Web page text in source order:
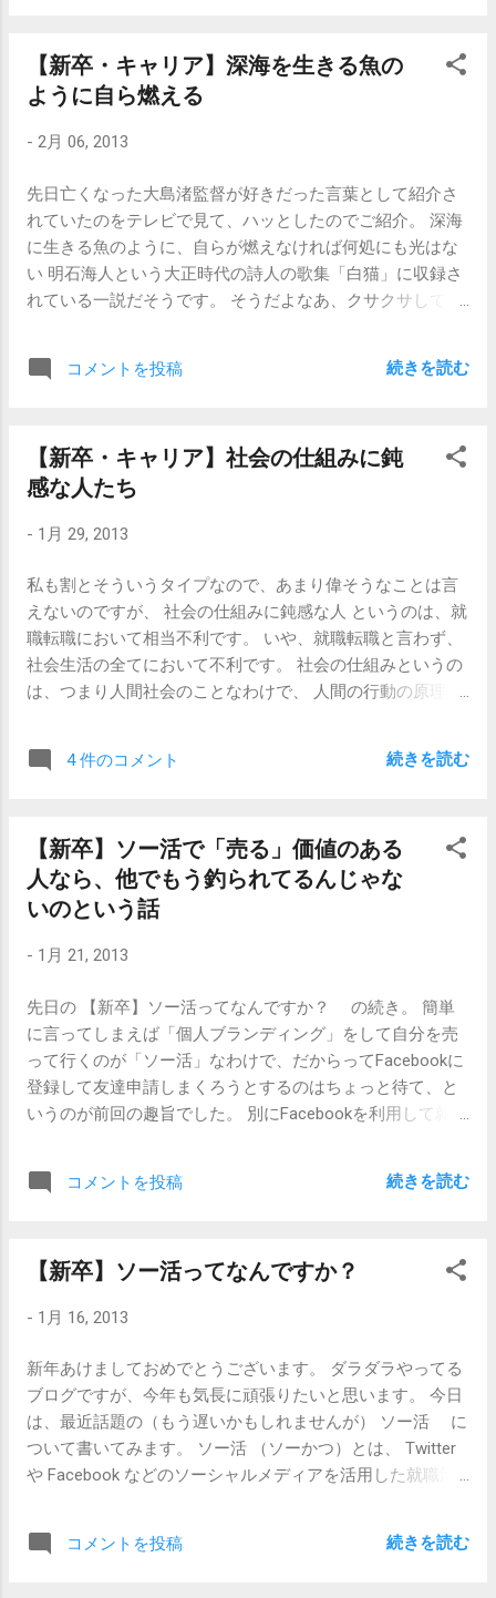
に出てくるのはおかしいです。 「どんなメリットがありま
すか？」への回答は、「こんなメリットがあります。」な
も合否判断の壇上にあがりませんので、どんなに用意して
来た答えがあって自分にとってはその流れが重要だとして
も、まずは聞かれた事に答えましょう。第一声で。 【関連
記事】 【新卒】人の役に立つ仕事がしたいんです 【新卒】
グループディスカッションで人の意見に反対できない
いの？」と言われても、「そうだなあ…。」と言葉に詰まる
ことが大半だと思います。私もそうです。 でも、確かに言
明日になって、「そうか、自分はこれがやりたかったん
ことです。 だから、何をしたいのかわからないなら、とり
あえず 手の届く範囲の 仕事 で何でもいいから始めてみる
のが大事です。 人間、日々の積み重ねで生きているわけで
すから、やってみたことのない事を「これは自分に向いて
いる」と感じることはないですし（あったとしたら、それ
もできないわけです。ですが、何かを始めて見れば、そこ
から芋づる式に、「あ、こういう仕事があるんだ。」とか
っとずつ選択をしていって、自分が望む方向にシフトして
いく、というのが一番いいと思うのです。 「青い鳥を外に
った記事がありました。 「自分は何が好きなんだろう？ 自
分は何をすべきか？ などと外側に自分の情熱を求めること
はやめるといい。なぜならそれが長い目でみてあなたのキ
ャリア形成に役立つかは博打にすぎないからだ」 「そのか
わり、いま実行可能な仕事のうち、最も興味を抱かせるも
のを選んで、その限られた範囲でスキルを身につける。す
るとそれが、次のステップを踏むためのレバレッジとなる
の罠：...
【新卒・キャリア】深海を生きる魚の
ように自ら燃える
- 2月 06, 2013
先日亡くなった大島渚監督が好きだった言葉として紹介さ
れていたのをテレビで見て、ハッとしたのでご紹介。 深海
に生きる魚のように、自らが燃えなければ何処にも光はな
い 明石海人という大正時代の詩人の歌集「白猫」に収録さ
れている一説だそうです。 そうだよなあ、クサクサしてち
かのせいにすることは簡単で短期的には楽なのですが、で
で見ると心が軽くなるんですよね。 私の場合はそんな卑近
な捉え方ですけども、読む人によって色んな捉え方ができ
何かに期待するのではなく、自ら燃えよと。 そんな強いメ
ない」というフレーズの孤独感が胸を打ちます。 【関連記
事】 【新卒・キャリア】私は自分が思っていたほど優秀
ではなかった（2
コメントを投稿 続きを読む
【新卒・キャリア】社会の仕組みに鈍
感な人たち
- 1月 29, 2013
私も割とそういうタイプなので、あまり偉そうなことは言
えないのですが、 社会の仕組みに鈍感な人 というのは、就
職転職において相当不利です。 いや、就職転職と言わず、
社会生活の全てにおいて不利です。 社会の仕組みというの
は、つまり人間社会のことなわけで、 人間の行動の原理 、
と、 「なんでこの人こんなに自分にツラくあたるんだろ
う」とか 「なんでこの人はこんなに自分に親切なんだろ
られねー」とか 「親切な人なんだなあ」とか 「いいなあ」
と思うだけで終わってしまうとそれで終了ですが、もう一
歩考えてみると、 「どうやら彼は、私が上司にかわいがら
人の勤める会社はうちの会社の主要取引先で、こちらが発
ている企業は特殊な業界向けのコンサル会社で、競合が少
ない上に経験のある人材が少ないから囲い込みのために給
料高くしてるんだな」とか、 そういう理由が見えてくるわ
けです。 どういう構造でその業界が動いているのかとか、
どういう理由でその人が動いているかがわかってくると、
きか、なんてことを考える示唆になります。 結局のとこ
ろ、 自分が全く見た事も考えた事もないことは仕事にはで
いと思うからです。 抽象的でわかりづらいかもしれません
を思いました。 まあまずは、働いているなら 「 自分の給
料はどうやって賄われているのか」とか、まだ働いていな
いなら、「自分の両親がどういう構造の中でどういう仕事
をしながら自分をここまで育てることができたのか」、な
んてこと位は知っておいたほうがいいんじゃないですか
ね。 【関連記事】 【新卒】アルバイト経験のない学生さん
4 件のコメント 続きを読む
【新卒】ソー活で「売る」価値のある
人なら、他でもう釣られてるんじゃな
いのという話
- 1月 21, 2013
先日の 【新卒】ソー活ってなんですか？ の続き。 簡単
に言ってしまえば「個人ブランディング」をして自分を売
って行くのが「ソー活」なわけで、だからってFacebookに
登録して友達申請しまくろうとするのはちょっと待て、と
いうのが前回の趣旨でした。 別にFacebookを利用して就職
現するのかが大事 だと思うのです。 就職活動では自分がど
殺の殺人剣を学んだところで、剣を振るう理由がなければ
うになったらそれはそれで、その筋からスカウトされるか
も、それでスカウトされるのか、って話ですね。 そもそも
中身のない、いつ誰々とゴハン食べに行ったとか遊んだと
か試験だから勉強したとか、なんかアレな感じの散文詩と
か、そういう情報を見て採用 選考ができるはずもないこと
は企業も重々承知しているわけでして、じゃあなぜ企業が
届けやすい」 「なんか今流行ってるからやっとかないとい
コメントを投稿 続きを読む
【新卒】ソー活ってなんですか？
- 1月 16, 2013
新年あけましておめでとうございます。 ダラダラやってる
ブログですが、今年も気長に頑張りたいと思います。 今日
は、最近話題の（もう遅いかもしれませんが） ソー活 に
ついて書いてみます。 ソー活 （ソーかつ）とは、 Twitter
や Facebook などのソーシャルメディアを活用した就職活
という点に加え、双方向コミュニケーションという意味で
も用いられている。 Wikipediaより だそうです。ちょっと言
コメントを投稿 続きを読む